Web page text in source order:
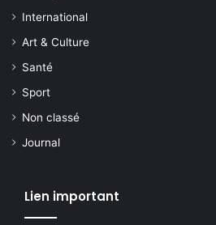
International
Art & Culture
Santé
Sport
Non classé
Journal
Lien important